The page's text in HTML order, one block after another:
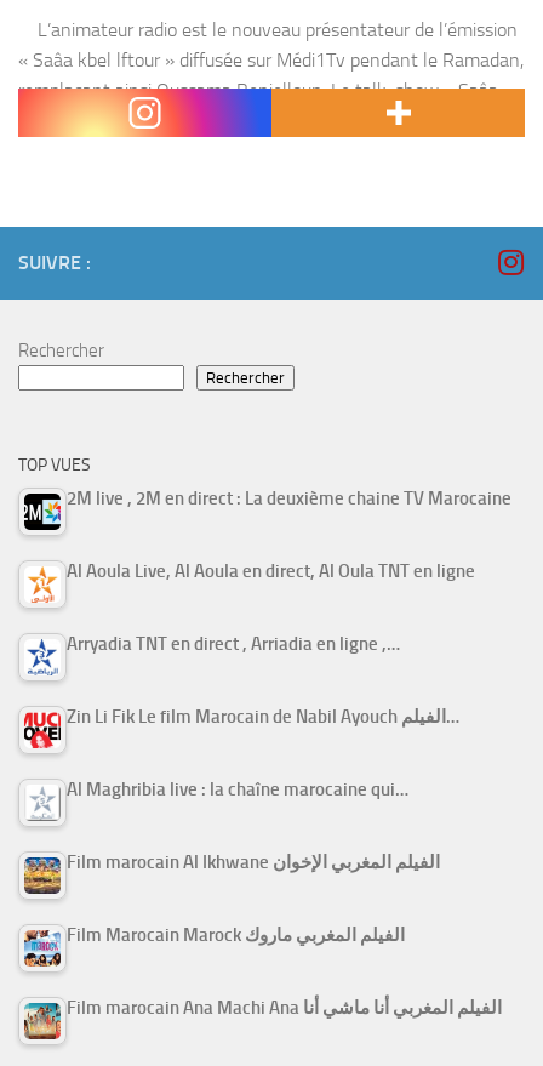
L’animateur radio est le nouveau présentateur de l’émission
« Saâa kbel lftour » diffusée sur Médi1Tv pendant le Ramadan,
remplaçant ainsi Oussama Benjelloun. Le talk-show « Saâa
kbel lftour » (une heure avant la rupture du...
SUIVRE :
Rechercher
Rechercher
TOP VUES
2M live , 2M en direct : La deuxième chaine TV Marocaine
Al Aoula Live, Al Aoula en direct, Al Oula TNT en ligne
Arryadia TNT en direct , Arriadia en ligne ,…
Zin Li Fik Le film Marocain de Nabil Ayouch الفيلم…
Al Maghribia live : la chaîne marocaine qui…
Film marocain Al Ikhwane الفيلم المغربي الإخوان
Film Marocain Marock الفيلم المغربي ماروك
Film marocain Ana Machi Ana الفيلم المغربي أنا ماشي أنا